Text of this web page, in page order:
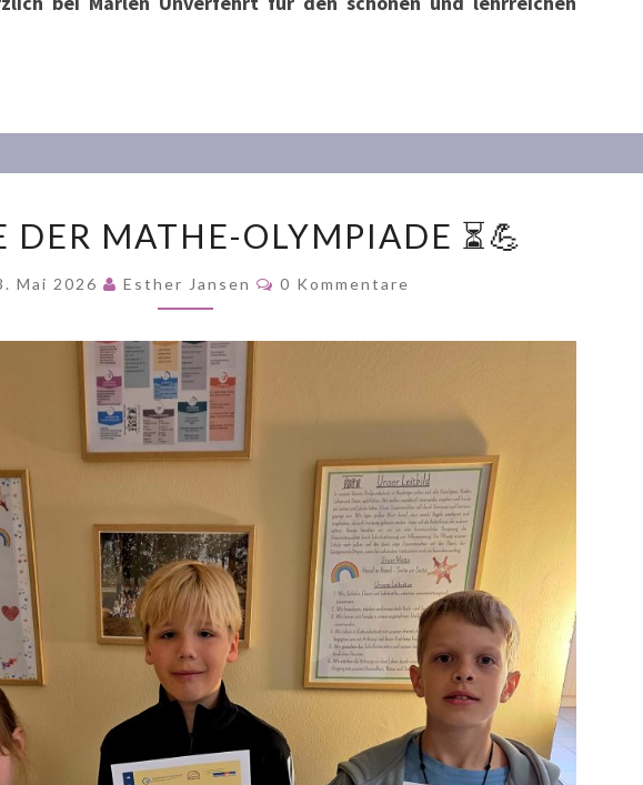
RUNDE
DER
MATHE-
OLYMPIADE
⏳️
💪
DER MATHE-OLYMPIADE ⏳️💪
Mai 2026 Esther Jansen Kommentare
0 Kommentare